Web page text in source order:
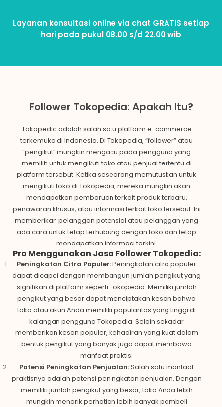
Layanan konsultasi online via chat GRATIS setiap
hari pada pukul 08.00 s/d 22.00 wib
Follower Tokopedia: Apakah Itu?
Tokopedia adalah salah satu platform e-commerce
terkemuka di Indonesia. Di Tokopedia, “follower” atau
“pengikut” mungkin mengacu pada pengguna yang
memilih untuk mengikuti toko atau penjual tertentu di
platform tersebut. Ketika seseorang memutuskan untuk
mengikuti toko di Tokopedia, mereka mungkin akan
mendapatkan pembaruan terkait produk terbaru,
penawaran khusus, atau informasi terkait toko tersebut. Ini
memberikan pelanggan potensial atau pelanggan yang
ada cara untuk tetap terhubung dengan toko dan tetap
mendapatkan informasi terkini.
Pro Menggunakan Jasa Follower Tokopedia:
Peningkatan Citra Populer:Peningkatan citra populer
dapat dicapai dengan membangun jumlah pengikut yang
signifikan di platform seperti Tokopedia. Memiliki jumlah
pengikut yang besar dapat menciptakan kesan bahwa
toko atau akun Anda memiliki popularitas yang tinggi di
kalangan pengguna Tokopedia. Selain sekadar
memberikan kesan populer, kehadiran yang kuat dalam
bentuk pengikut yang banyak juga dapat membawa
manfaat praktis.
Potensi Peningkatan Penjualan:Salah satu manfaat
praktisnya adalah potensi peningkatan penjualan. Dengan
memiliki jumlah pengikut yang besar, toko Anda lebih
mungkin menarik perhatian lebih banyak pembeli